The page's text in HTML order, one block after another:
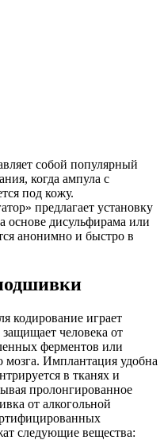
собой популярный
когда ампула с
под кожу.
предлагает установку
основе дисульфирама или
анонимно и быстро в
кодирование играет
человека от
ферментов или
Имплантация удобна
в тканях и
пролонгированное
от алкогольной
следующие вещества: